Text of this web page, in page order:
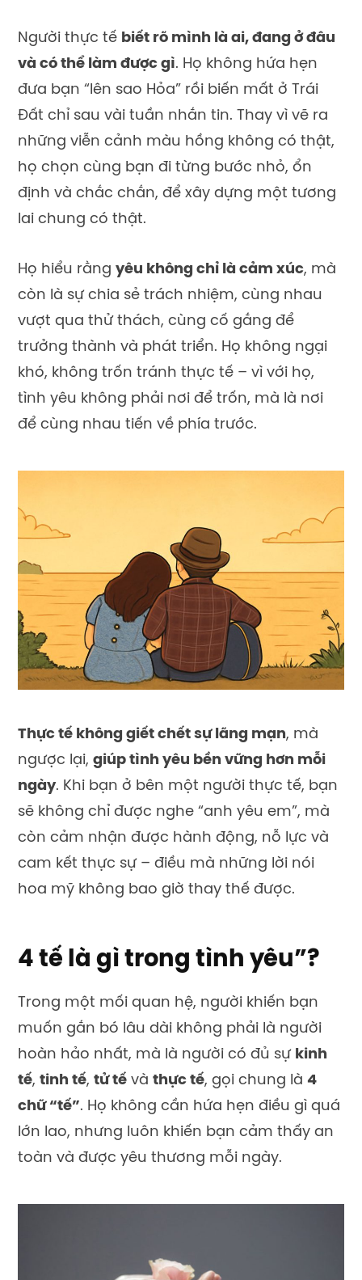
Người thực tế biết rõ mình là ai, đang ở đâu
và có thể làm được gì. Họ không hứa hẹn
đưa bạn “lên sao Hỏa” rồi biến mất ở Trái
Đất chỉ sau vài tuần nhắn tin. Thay vì vẽ ra
những viễn cảnh màu hồng không có thật,
họ chọn cùng bạn đi từng bước nhỏ, ổn
định và chắc chắn, để xây dựng một tương
lai chung có thật.
Họ hiểu rằng yêu không chỉ là cảm xúc, mà
còn là sự chia sẻ trách nhiệm, cùng nhau
vượt qua thử thách, cùng cố gắng để
trưởng thành và phát triển. Họ không ngại
khó, không trốn tránh thực tế – vì với họ,
tình yêu không phải nơi để trốn, mà là nơi
để cùng nhau tiến về phía trước.
Thực tế không giết chết sự lãng mạn, mà
ngược lại, giúp tình yêu bền vững hơn mỗi
ngày. Khi bạn ở bên một người thực tế, bạn
sẽ không chỉ được nghe “anh yêu em”, mà
còn cảm nhận được hành động, nỗ lực và
cam kết thực sự – điều mà những lời nói
hoa mỹ không bao giờ thay thế được.
4 tế là gì trong tình yêu”?
Trong một mối quan hệ, người khiến bạn
muốn gắn bó lâu dài không phải là người
hoàn hảo nhất, mà là người có đủ sự kinh
tế, tinh tế, tử tế và thực tế, gọi chung là 4
chữ “tế”. Họ không cần hứa hẹn điều gì quá
lớn lao, nhưng luôn khiến bạn cảm thấy an
toàn và được yêu thương mỗi ngày.